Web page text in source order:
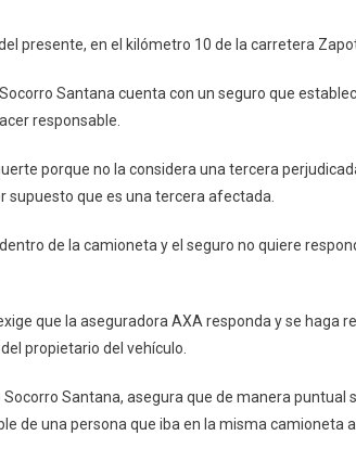
Responder
El
Caso
Socorro
Santana
presente, en el kilómetro 10 de la carretera
Santana cuenta con un seguro que
responsable.
porque no la considera una tercera
supuesto que es una tercera afectada.
de la camioneta y el seguro no quiere
que la aseguradora AXA responda y se haga
propietario del vehículo.
Santana, asegura que de manera puntual
de una persona que iba en la misma camioneta